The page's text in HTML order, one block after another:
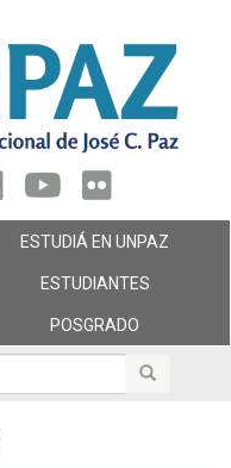
búsqueda
ESTUDIÁ EN UNPAZ
ESTUDIANTES
POSGRADO